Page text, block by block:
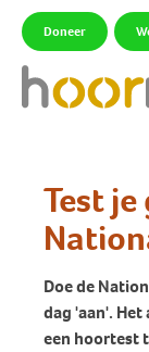
Doneer
Test
Doe de
dag 'aan'.
een hoortest